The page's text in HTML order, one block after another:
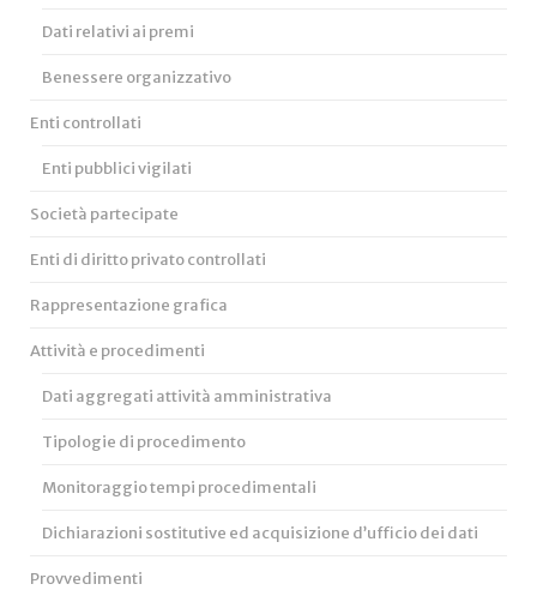
Dati relativi ai premi
Benessere organizzativo
Enti controllati
Enti pubblici vigilati
Società partecipate
Enti di diritto privato controllati
Rappresentazione grafica
Attività e procedimenti
Dati aggregati attività amministrativa
Tipologie di procedimento
Monitoraggio tempi procedimentali
Dichiarazioni sostitutive ed acquisizione d’ufficio dei dati
Provvedimenti